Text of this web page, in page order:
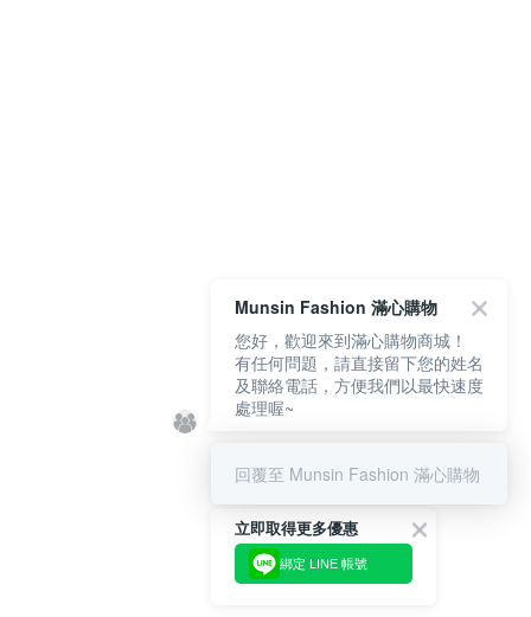
立即取得更多優惠
綁定 LINE 帳號
Munsin Fashion 滿心購物
您好，歡迎來到滿心購物商城！
有任何問題，請直接留下您的姓名
及聯絡電話，方便我們以最快速度
處理喔~
回覆至 Munsin Fashion 滿心購物